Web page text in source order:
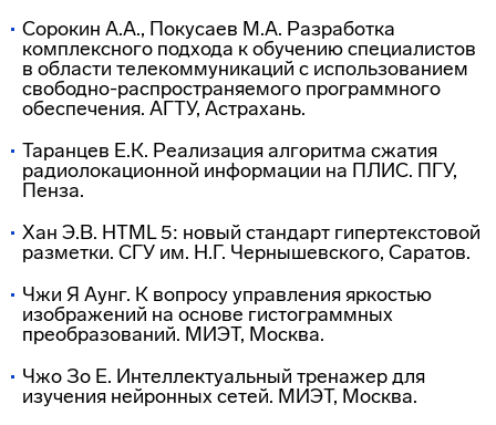
Сорокин А.А., Покусаев М.А. Разработка
комплексного подхода к обучению специалистов
в области телекоммуникаций с использованием
свободно-распространяемого программного
обеспечения. АГТУ, Астрахань.
Таранцев Е.К. Реализация алгоритма сжатия
радиолокационной информации на ПЛИС. ПГУ,
Пенза.
Хан Э.В. HTML 5: новый стандарт гипертекстовой
разметки. СГУ им. Н.Г. Чернышевского, Саратов.
Чжи Я Аунг. К вопросу управления яркостью
изображений на основе гистограммных
преобразований. МИЭТ, Москва.
Чжо Зо Е. Интеллектуальный тренажер для
изучения нейронных сетей. МИЭТ, Москва.